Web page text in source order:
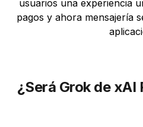
usuarios una experiencia
pagos y ahora mensajería
¿Será Grok de xAI